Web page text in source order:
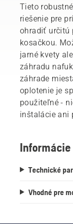
Tieto
riešenie pre
ohradiť určitú
kosačkou.
jarné kvety
záhradu
záhrade
oplotenie je
použiteľné -
inštalácie ani
Dočasná
Technické
Vhodné pre